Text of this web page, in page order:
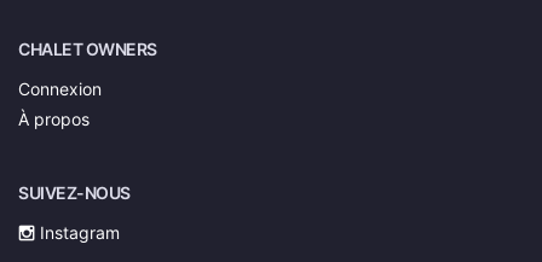
CHALET OWNERS
Connexion
À propos
SUIVEZ-NOUS
Instagram